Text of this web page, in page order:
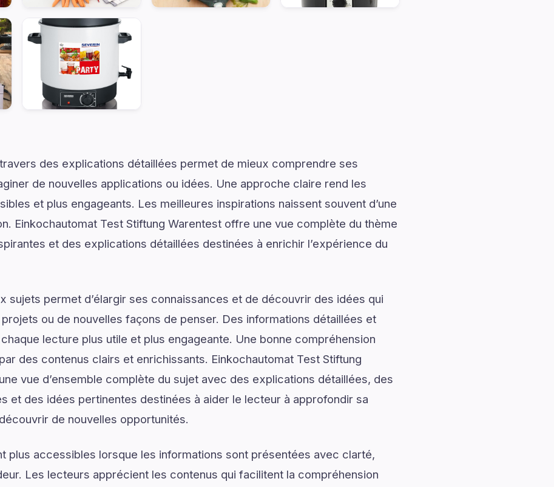
des explications détaillées permet de mieux comprendre ses
de nouvelles applications ou idées. Une approche claire rend les
et plus engageants. Les meilleures inspirations naissent souvent d’une
Einkochautomat Test Stiftung Warentest offre une vue complète du thème
et des explications détaillées destinées à enrichir l’expérience du
sujets permet d’élargir ses connaissances et de découvrir des idées qui
ou de nouvelles façons de penser. Des informations détaillées et
lecture plus utile et plus engageante. Une bonne compréhension
des contenus clairs et enrichissants. Einkochautomat Test Stiftung
vue d’ensemble complète du sujet avec des explications détaillées, des
et des idées pertinentes destinées à aider le lecteur à approfondir sa
de nouvelles opportunités.
plus accessibles lorsque les informations sont présentées avec clarté,
Les lecteurs apprécient les contenus qui facilitent la compréhension